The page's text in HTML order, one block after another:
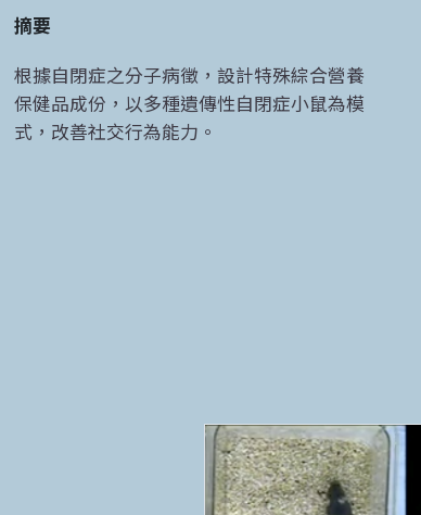
摘要
根據自閉症之分子病徵，設計特殊綜合營養
保健品成份，以多種遺傳性自閉症小鼠為模
式，改善社交行為能力。